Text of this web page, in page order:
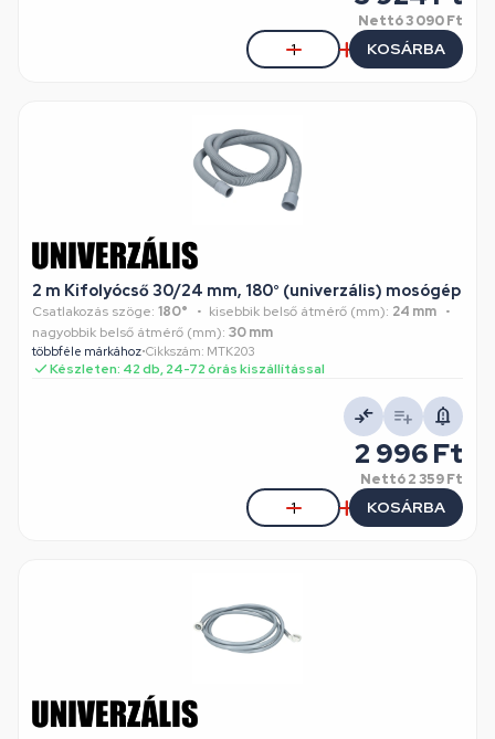
Nettó3 090 Ft
KOSÁRBA
2 m Kifolyócső 30/24 mm, 180° (univerzális) mosógép
Csatlakozás szöge: 180° kisebbik belső átmérő (mm): 24 mm
nagyobbik belső átmérő (mm): 30 mm
többféle márkához•Cikkszám: MTK203
Készleten: 42 db, 24-72 órás kiszállítással
2 996 Ft
Nettó2 359 Ft
KOSÁRBA